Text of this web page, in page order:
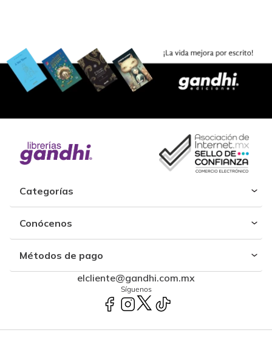
Categorías
Conócenos
Métodos de pago
elcliente@gandhi.com.mx
Síguenos